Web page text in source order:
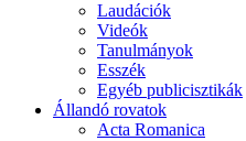
Laudációk
Videók
Tanulmányok
Esszék
Egyéb publicisztikák
Állandó rovatok
Acta Romanica